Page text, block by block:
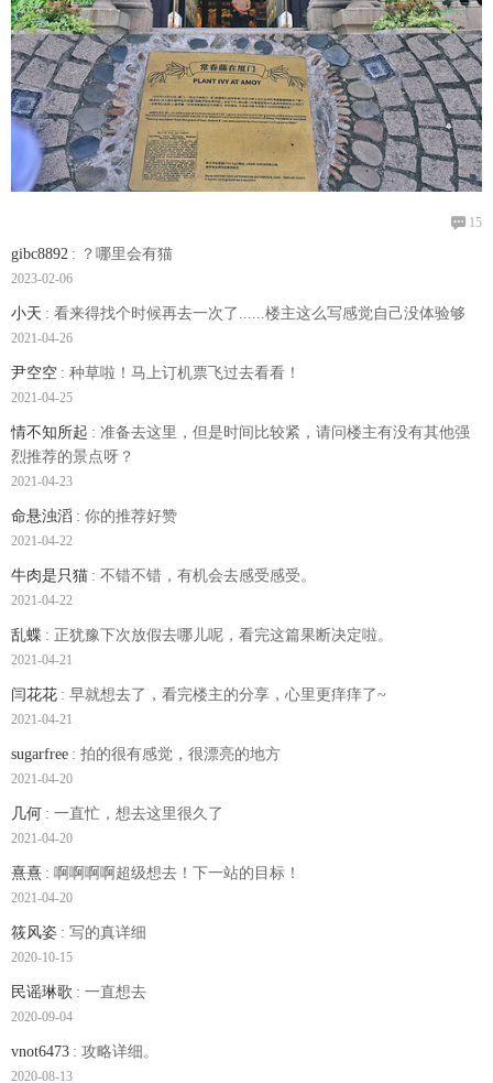
 15
gibc8892 : ？哪里会有猫
2023-02-06
小天 : 看来得找个时候再去一次了......楼主这么写感觉自己没体验够
2021-04-26
尹空空 : 种草啦！马上订机票飞过去看看！
2021-04-25
情不知所起 : 准备去这里，但是时间比较紧，请问楼主有没有其他强
烈推荐的景点呀？
2021-04-23
命悬浊滔 : 你的推荐好赞
2021-04-22
牛肉是只猫 : 不错不错，有机会去感受感受。
2021-04-22
乱蝶 : 正犹豫下次放假去哪儿呢，看完这篇果断决定啦。
2021-04-21
闫花花 : 早就想去了，看完楼主的分享，心里更痒痒了~
2021-04-21
sugarfree : 拍的很有感觉，很漂亮的地方
2021-04-20
几何 : 一直忙，想去这里很久了
2021-04-20
熹熹 : 啊啊啊啊超级想去！下一站的目标！
2021-04-20
筱风姿 : 写的真详细
2020-10-15
民谣琳歌 : 一直想去
2020-09-04
vnot6473 : 攻略详细。
2020-08-13